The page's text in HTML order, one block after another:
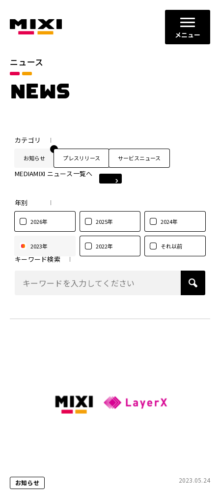
メニュー
ニュース
NEWS
カテゴリ
お知らせ プレスリリース サービスニュース
MEDIAMIXI ニュース一覧へ
年別
2026年 2025年 2024年
2023年 2022年 それ以前
キーワード検索
お知らせ 2023.05.24